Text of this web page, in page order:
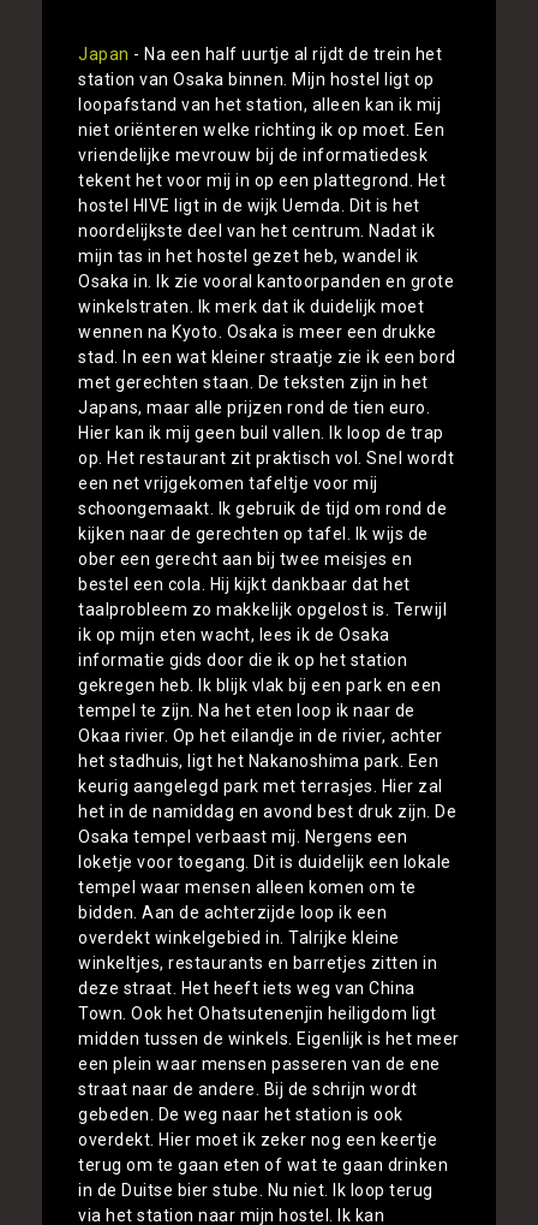
Japan - Na een half uurtje al rijdt de trein het
station van Osaka binnen. Mijn hostel ligt op
loopafstand van het station, alleen kan ik mij
niet oriënteren welke richting ik op moet. Een
vriendelijke mevrouw bij de informatiedesk
tekent het voor mij in op een plattegrond. Het
hostel HIVE ligt in de wijk Uemda. Dit is het
noordelijkste deel van het centrum. Nadat ik
mijn tas in het hostel gezet heb, wandel ik
Osaka in. Ik zie vooral kantoorpanden en grote
winkelstraten. Ik merk dat ik duidelijk moet
wennen na Kyoto. Osaka is meer een drukke
stad. In een wat kleiner straatje zie ik een bord
met gerechten staan. De teksten zijn in het
Japans, maar alle prijzen rond de tien euro.
Hier kan ik mij geen buil vallen. Ik loop de trap
op. Het restaurant zit praktisch vol. Snel wordt
een net vrijgekomen tafeltje voor mij
schoongemaakt. Ik gebruik de tijd om rond de
kijken naar de gerechten op tafel. Ik wijs de
ober een gerecht aan bij twee meisjes en
bestel een cola. Hij kijkt dankbaar dat het
taalprobleem zo makkelijk opgelost is. Terwijl
ik op mijn eten wacht, lees ik de Osaka
informatie gids door die ik op het station
gekregen heb. Ik blijk vlak bij een park en een
tempel te zijn. Na het eten loop ik naar de
Okaa rivier. Op het eilandje in de rivier, achter
het stadhuis, ligt het Nakanoshima park. Een
keurig aangelegd park met terrasjes. Hier zal
het in de namiddag en avond best druk zijn. De
Osaka tempel verbaast mij. Nergens een
loketje voor toegang. Dit is duidelijk een lokale
tempel waar mensen alleen komen om te
bidden. Aan de achterzijde loop ik een
overdekt winkelgebied in. Talrijke kleine
winkeltjes, restaurants en barretjes zitten in
deze straat. Het heeft iets weg van China
Town. Ook het Ohatsutenenjin heiligdom ligt
midden tussen de winkels. Eigenlijk is het meer
een plein waar mensen passeren van de ene
straat naar de andere. Bij de schrijn wordt
gebeden. De weg naar het station is ook
overdekt. Hier moet ik zeker nog een keertje
terug om te gaan eten of wat te gaan drinken
in de Duitse bier stube. Nu niet. Ik loop terug
via het station naar mijn hostel. Ik kan